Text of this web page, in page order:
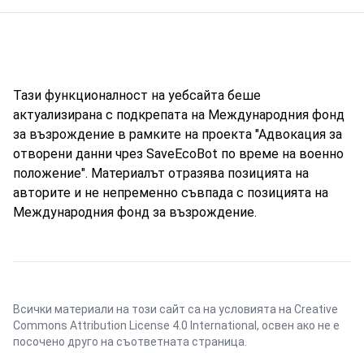
Тази функционалност на уебсайта беше
актуализирана с подкрепата на Международния фонд
за възрождение в рамките на проекта "Адвокация за
отворени данни чрез SaveEcoBot по време на военно
положение". Материалът отразява позицията на
авторите и не непременно съвпада с позицията на
Международния фонд за възрождение.
Всички материали на този сайт са на условията на Creative
Commons Attribution License 4.0 International , освен ако не е
посочено друго на съответната страница.